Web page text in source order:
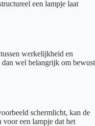
een lampje laat
werkelijkheid en
dan wel belangrijk om bewust
schermlicht, kan de
een lampje dat het